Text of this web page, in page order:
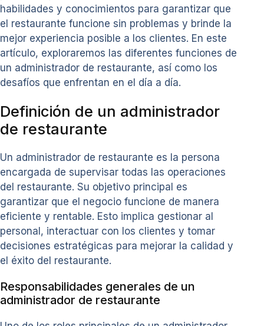
habilidades y conocimientos para garantizar que
el restaurante funcione sin problemas y brinde la
mejor experiencia posible a los clientes. En este
artículo, exploraremos las diferentes funciones de
un administrador de restaurante, así como los
desafíos que enfrentan en el día a día.
Definición de un administrador
de restaurante
Un administrador de restaurante es la persona
encargada de supervisar todas las operaciones
del restaurante. Su objetivo principal es
garantizar que el negocio funcione de manera
eficiente y rentable. Esto implica gestionar al
personal, interactuar con los clientes y tomar
decisiones estratégicas para mejorar la calidad y
el éxito del restaurante.
Responsabilidades generales de un
administrador de restaurante